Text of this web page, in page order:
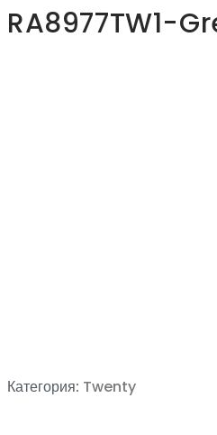
RA8977TW1-
Категория: Twenty